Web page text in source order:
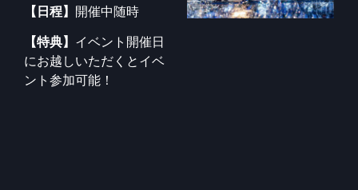
【日程】 開催中随時
【特典】 イベント開催日
にお越しいただくとイベ
ント参加可能！